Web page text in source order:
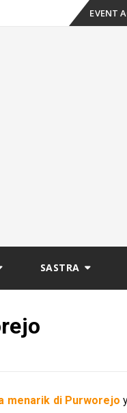
SkipEVENT
SASTRA
menarik di Purworejo